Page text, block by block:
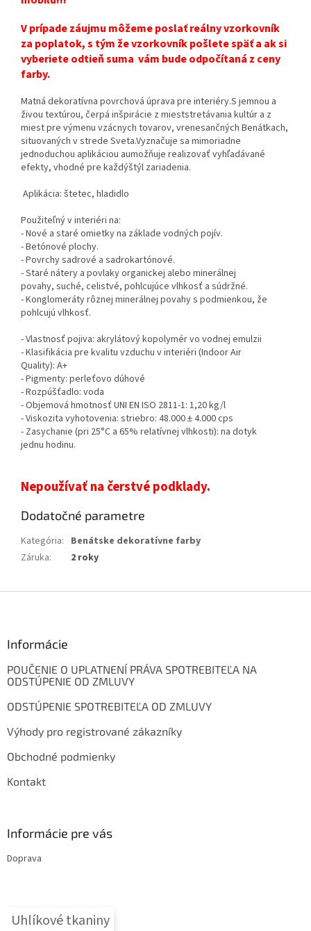
V prípade záujmu môžeme poslať reálny vzorkovník
za poplatok, s tým že vzorkovník pošlete späť a ak si
vyberiete odtieň suma vám bude odpočítaná z ceny
farby.
Matná dekoratívna povrchová úprava pre interiéry.S jemnou a
živou textúrou, čerpá inšpirácie z mieststretávania kultúr a z
miest pre výmenu vzácnych tovarov, vrenesančných Benátkach,
situovaných v strede Sveta.Vyznačuje sa mimoriadne
jednoduchou aplikáciou aumožňuje realizovať vyhľadávané
efekty, vhodné pre každýštýl zariadenia.
Aplikácia: štetec, hladidlo
Použiteľný v interiéri na:
- Nové a staré omietky na základe vodných pojív.
- Betónové plochy.
- Povrchy sadrové a sadrokartónové.
- Staré nátery a povlaky organickej alebo minerálnej
povahy, suché, celistvé, pohlcujúce vlhkosť a súdržné.
- Konglomeráty rôznej minerálnej povahy s podmienkou, že
pohlcujú vlhkosť.
- Vlastnosť pojiva: akrylátový kopolymér vo vodnej emulzii
- Klasifikácia pre kvalitu vzduchu v interiéri (Indoor Air
Quality): A+
- Pigmenty: perleťovo dúhové
- Rozpúšťadlo: voda
- Objemová hmotnosť UNI EN ISO 2811-1: 1,20 kg/l
- Viskozita vyhotovenia: striebro: 48.000 ± 4.000 cps
- Zasychanie (pri 25°C a 65% relatívnej vlhkosti): na dotyk
jednu hodinu.
Nepoužívať na čerstvé podklady.
Dodatočné parametre
Kategória: Benátske dekoratívne farby
Záruka: 2 roky
Informácie
POUČENIE O UPLATNENÍ PRÁVA SPOTREBITEĽA NA
ODSTÚPENIE OD ZMLUVY
ODSTÚPENIE SPOTREBITEĽA OD ZMLUVY
Výhody pro registrované zákazníky
Obchodné podmienky
Kontakt
Informácie pre vás
Doprava
Uhlíkové tkaniny